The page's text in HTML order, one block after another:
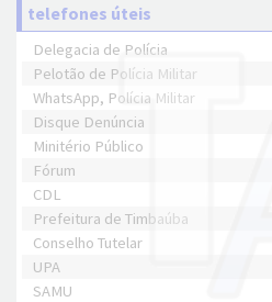
telefones úteis
Delegacia de Polícia
Pelotão de Polícia Militar
WhatsApp, Polícia Militar
Disque Denúncia
Minitério Público
Fórum
CDL
Prefeitura de Timbaúba
Conselho Tutelar
UPA
SAMU